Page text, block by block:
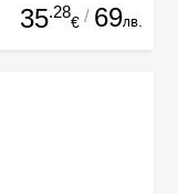
35.28
€ / 69лв.